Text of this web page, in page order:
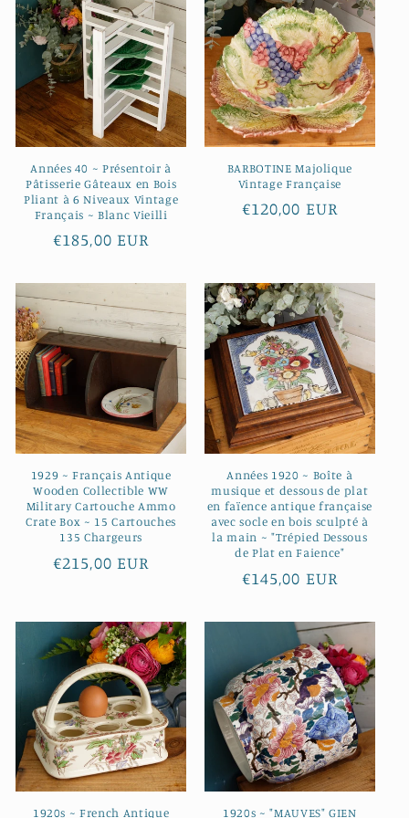
Années 40 ~ Présentoir à
Pâtisserie Gâteaux en Bois
Pliant à 6 Niveaux Vintage
Français ~ Blanc Vieilli
Prix
€185,00 EUR
BARBOTINE Majolique
Vintage Française
Prix
€120,00 EUR
1929 ~ Français Antique
Wooden Collectible WW
Military Cartouche Ammo
Crate Box ~ 15 Cartouches
135 Chargeurs
Prix
€215,00 EUR
Années 1920 ~ Boîte à
musique et dessous de plat
en faïence antique française
avec socle en bois sculpté à
la main ~ "Trépied Dessous
de Plat en Faience"
Prix
€145,00 EUR
1920s ~ French Antique 1920s ~ "MAUVES" GIEN